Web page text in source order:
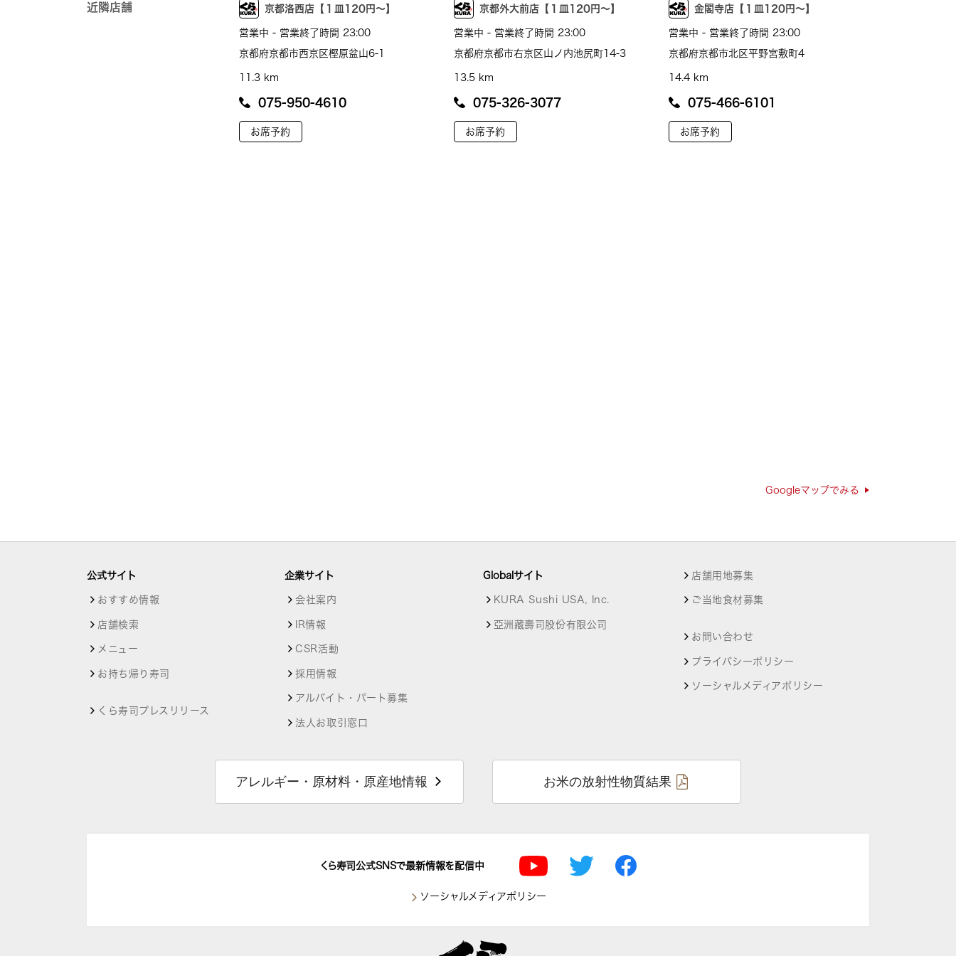
近隣店舗 京都洛西店【１皿120円～】
営業中 - 営業終了時間 23:00
京都府京都市西京区樫原盆山6-1
11.3 km
075-950-4610
お席予約
京都外大前店【１皿120円～】
営業中 - 営業終了時間 23:00
京都府京都市右京区山ノ内池尻町14-3
13.5 km
075-326-3077
お席予約
金閣寺店【１皿120円～】
営業中 - 営業終了時間 23:00
京都府京都市北区平野宮敷町4
14.4 km
075-466-6101
お席予約
Googleマップでみる
公式サイト
おすすめ情報
店舗検索
メニュー
お持ち帰り寿司
くら寿司プレスリリース
企業サイト
会社案内
IR情報
CSR活動
採用情報
アルバイト・パート募集
法人お取引窓口
Globalサイト
KURA Sushi USA, Inc.
亞洲藏壽司股份有限公司
店舗用地募集
ご当地食材募集
お問い合わせ
プライバシーポリシー
ソーシャルメディアポリシー
アレルギー・原材料・原産地情報 お米の放射性物質結果
くら寿司公式SNSで最新情報を配信中
ソーシャルメディアポリシー